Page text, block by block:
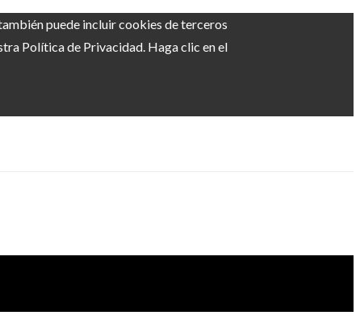
puede incluir cookies de terceros
Política de Privacidad. Haga clic en el